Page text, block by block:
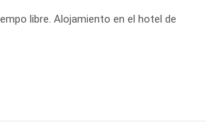
libre. Alojamiento en el hotel de